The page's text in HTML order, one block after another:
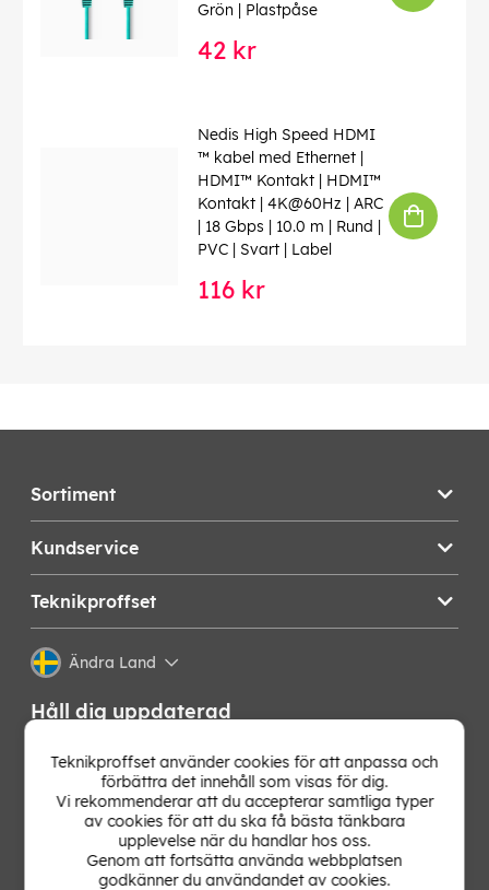
Grön | Plastpåse
42 kr
Nedis High Speed ​​HDMI
™ kabel med Ethernet |
HDMI™ Kontakt | HDMI™
Kontakt | 4K@60Hz | ARC
| 18 Gbps | 10.0 m | Rund |
PVC | Svart | Label
116 kr
Sortiment
Kundservice
Teknikproffset
Ändra Land
Håll dig uppdaterad
Få de senaste nyheterna, hetaste erbjudandena och
bästa tipsen från oss direkt i din mejlkorg. Signa upp på
vårt nyhetsbrev!
Teknikproffset använder cookies för att anpassa och
förbättra det innehåll som visas för dig.
Vi rekommenderar att du accepterar samtliga typer
av cookies för att du ska få bästa tänkbara
upplevelse när du handlar hos oss.
Genom att fortsätta använda webbplatsen
godkänner du användandet av cookies.